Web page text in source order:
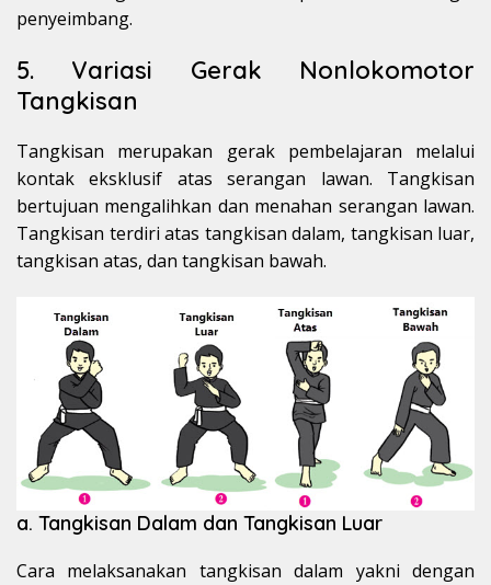
penyeimbang.
5. Variasi Gerak Nonlokomotor
Tangkisan
Tangkisan merupakan gerak pembelajaran melalui
kontak eksklusif atas serangan lawan. Tangkisan
bertujuan mengalihkan dan menahan serangan lawan.
Tangkisan terdiri atas tangkisan dalam, tangkisan luar,
tangkisan atas, dan tangkisan bawah.
a. Tangkisan Dalam dan Tangkisan Luar
Cara melaksanakan tangkisan dalam yakni dengan